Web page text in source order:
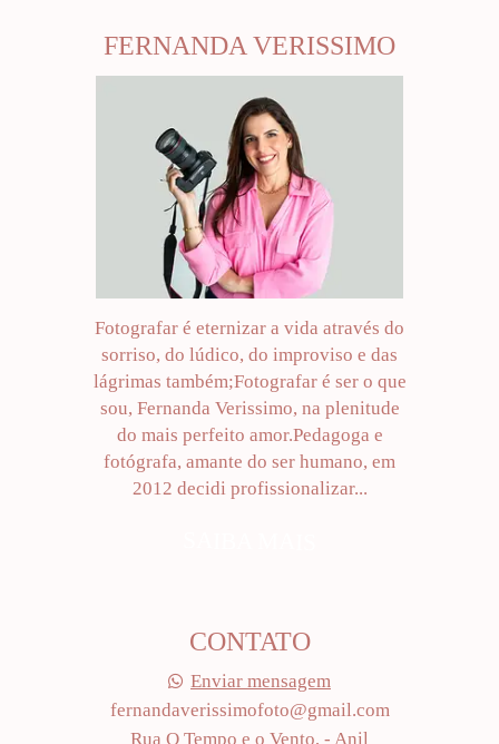
FERNANDA VERISSIMO
Fotografar é eternizar a vida através do
sorriso, do lúdico, do improviso e das
lágrimas também;Fotografar é ser o que
sou, Fernanda Verissimo, na plenitude
do mais perfeito amor.Pedagoga e
fotógrafa, amante do ser humano, em
2012 decidi profissionalizar...
CONTATO
Enviar mensagem
fernandaverissimofoto@gmail.com
Rua O Tempo e o Vento, - Anil